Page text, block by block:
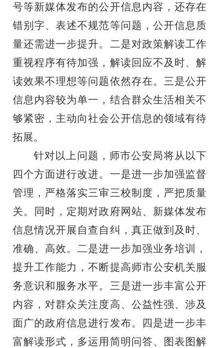
号等新媒体发布的公开信息内容，还存在
错别字、表述不规范等问题，公开信息质
量还需进一步提升。二是对政策解读工作
重视程序有待加强，解读回应不及时、解
读效果不理想等问题依然存在。三是公开
信息内容较为单一，结合群众生活相关不
够紧密，主动向社会公开信息的领域有待
拓展。
针对以上问题，师市公安局将从以下
四个方面进行改进。一是进一步加强监督
管理，严格落实三审三校制度，严把质量
关。同时，定期对政府网站、新媒体发布
信息情况开展自查自纠，真正做到及时、
准确、高效。二是进一步加强业务培训，
提升工作能力，不断提高师市公安机关服
务意识和服务水平。三是进一步丰富公开
内容，对群众关注度高、公益性强、涉及
面广的政府信息进行发布。四是进一步丰
富解读形式，多运用简明问答、图表图解